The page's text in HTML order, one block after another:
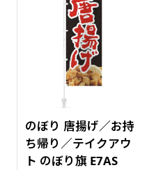
のぼり 唐揚げ／お持
ち帰り／テイクアウ
ト のぼり旗 E7AS